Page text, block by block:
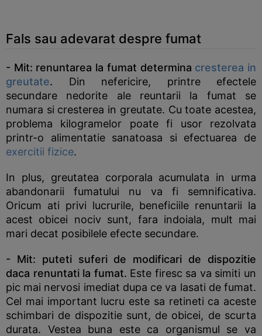
Fals sau adevarat despre fumat
- Mit: renuntarea la fumat determina cresterea in
greutate. Din nefericire, printre efectele
secundare nedorite ale reuntarii la fumat se
numara si cresterea in greutate. Cu toate acestea,
problema kilogramelor poate fi usor rezolvata
printr-o alimentatie sanatoasa si efectuarea de
exercitii fizice.
In plus, greutatea corporala acumulata in urma
abandonarii fumatului nu va fi semnificativa.
Oricum ati privi lucrurile, beneficiile renuntarii la
acest obicei nociv sunt, fara indoiala, mult mai
mari decat posibilele efecte secundare.
- Mit: puteti suferi de modificari de dispozitie
daca renuntati la fumat. Este firesc sa va simiti un
pic mai nervosi imediat dupa ce va lasati de fumat.
Cel mai important lucru este sa retineti ca aceste
schimbari de dispozitie sunt, de obicei, de scurta
durata. Vestea buna este ca organismul se va